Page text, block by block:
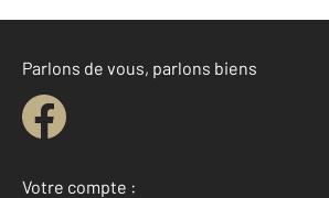
Parlons de vous, parlons biens
Votre compte :